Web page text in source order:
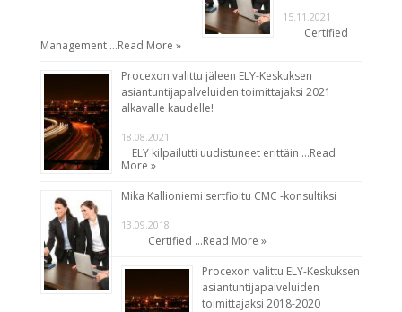
15.11.2021
Certified
Management …Read More »
Procexon valittu jäleen ELY-Keskuksen
asiantuntijapalveluiden toimittajaksi 2021
alkavalle kaudelle!
18.08.2021
ELY kilpailutti uudistuneet erittäin …Read
More »
Mika Kallioniemi sertfioitu CMC -konsultiksi
13.09.2018
Certified …Read More »
Procexon valittu ELY-Keskuksen
asiantuntijapalveluiden
toimittajaksi 2018-2020